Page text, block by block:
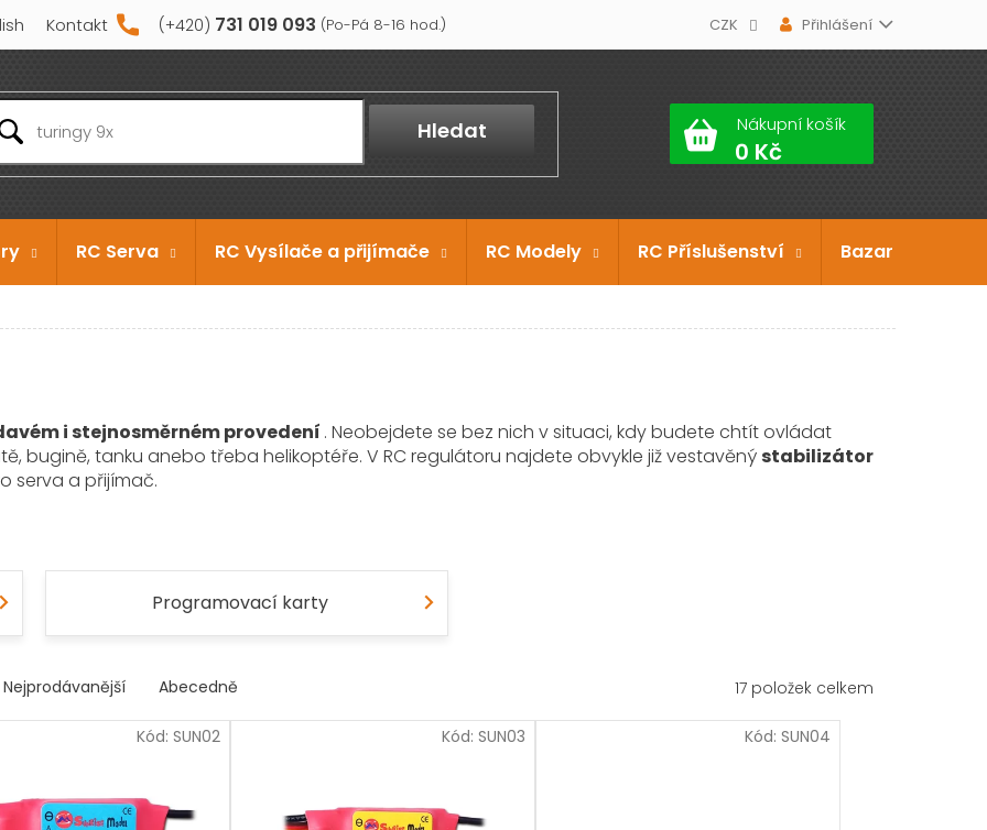
731 019 093
Kontakt CZK Přihlášení
Hledat Nákupní košík
RC Serva RC Vysílače a přijímače RC Modely RC Příslušenství Bazar
i stejnosměrném provedení . Neobejdete se bez nich v situaci, kdy budete chtít ovládat
bugině, tanku anebo třeba helikoptéře. V RC regulátoru najdete obvykle již vestavěný stabilizátor
serva a přijímač.
Programovací karty
Nejprodávanější Abecedně 17 položek celkem
Kód: SUN02 Kód: SUN03 Kód: SUN04